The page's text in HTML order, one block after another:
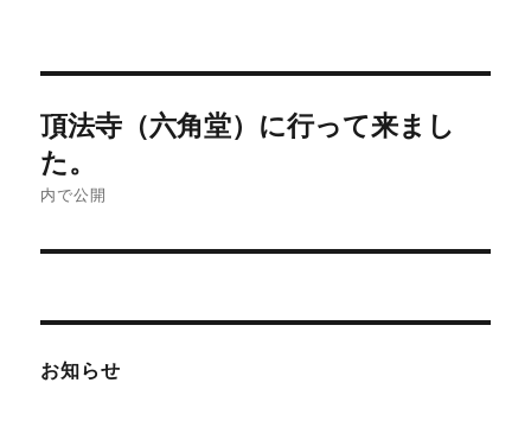
稿
ナ
ビ
頂法寺（六角堂）に行って来まし
た。
内で公開
お知らせ